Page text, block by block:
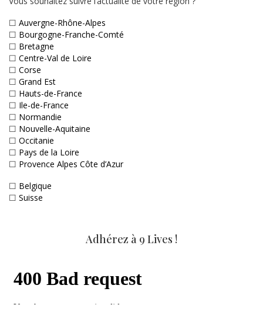
☐ Auvergne-Rhône-Alpes
☐ Bourgogne-Franche-Comté
☐ Bretagne
☐ Centre-Val de Loire
☐ Corse
☐ Grand Est
☐ Hauts-de-France
☐ Ile-de-France
☐ Normandie
☐ Nouvelle-Aquitaine
☐ Occitanie
☐ Pays de la Loire
☐ Provence Alpes Côte d’Azur
☐ Belgique
☐ Suisse
Adhérez à 9 Lives !